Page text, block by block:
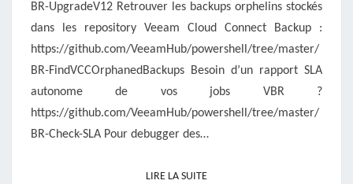
BR-UpgradeV12 Retrouver les backups orphelins stockés
dans les repository Veeam Cloud Connect Backup :
https://github.com/VeeamHub/powershell/tree/master/
BR-FindVCCOrphanedBackups Besoin d’un rapport SLA
autonome de vos jobs VBR ?
https://github.com/VeeamHub/powershell/tree/master/
BR-Check-SLA Pour debugger des…
LIRE LA SUITELIRE LA SUITE